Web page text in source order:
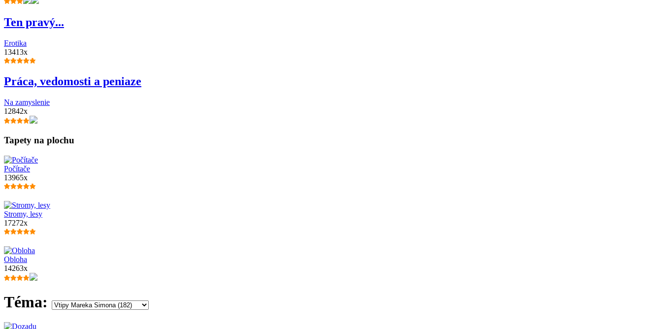
Ten pravý...
Erotika
13413x
Práca, vedomosti a peniaze
Na zamyslenie
12842x
Tapety na plochu
Počítače
13965x
Stromy, lesy
17272x
Obloha
14263x
Téma: